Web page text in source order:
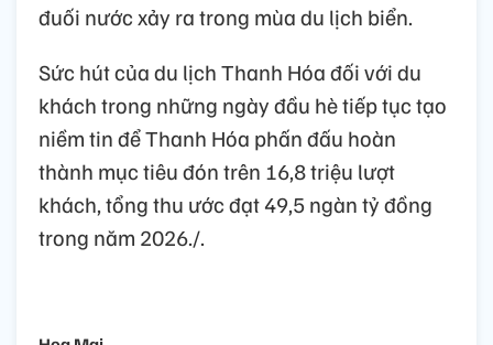
đuối nước xảy ra trong mùa du lịch biển.
Sức hút của du lịch Thanh Hóa đối với du
khách trong những ngày đầu hè tiếp tục tạo
niềm tin để Thanh Hóa phấn đấu hoàn
thành mục tiêu đón trên 16,8 triệu lượt
khách, tổng thu ước đạt 49,5 ngàn tỷ đồng
trong năm 2026./.